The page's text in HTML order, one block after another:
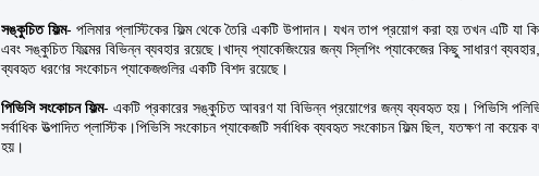
সঙ্কুচিত ফিল্ম- পলিমার প্লাস্টিকের ফিল্ম থেকে তৈরি একটি উপাদান। যখন তাপ প্রয়োগ করা হয় তখন এটি
এবং সঙ্কুচিত ফিল্মের বিভিন্ন ব্যবহার রয়েছে।খাদ্য প্যাকেজিংয়ের জন্য স্লিপিং প্যাকেজের কিছু সাধারণ
ব্যবহৃত ধরণের সংকোচন প্যাকেজগুলির একটি বিশদ রয়েছে।
পিভিসি সংকোচন ফিল্ম- একটি প্রকারের সঙ্কুচিত আবরণ যা বিভিন্ন প্রয়োগের জন্য ব্যবহৃত হয়। পিভিসি
সর্বাধিক উত্পাদিত প্লাস্টিক।পিভিসি সংকোচন প্যাকেজটি সর্বাধিক ব্যবহৃত সংকোচন ফিল্ম ছিল, যতক্ষণ না
হয়।